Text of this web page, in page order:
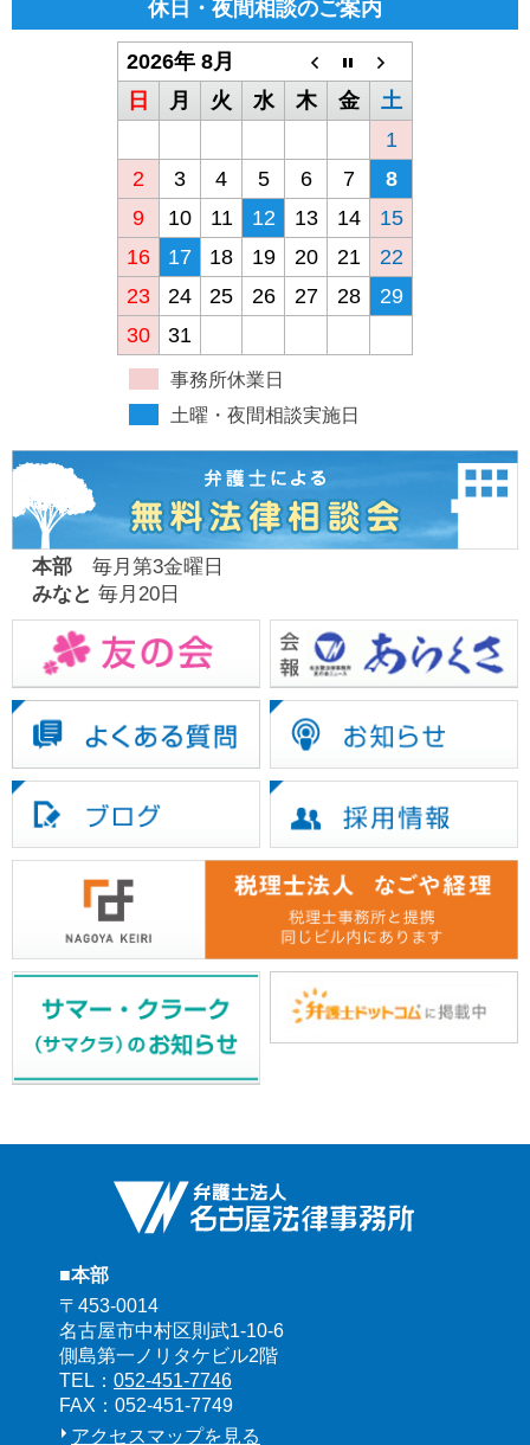
休日・夜間相談のご案内
2026年 8月
日
月 火 水 木 金
土
1
2
3 4 5 6 7
8
9
10 11 12 13 14
15
16
17 18 19 20 21
22
23
24 25 26 27 28
29
30
31
事務所休業日
土曜・夜間相談実施日
本部毎月第3金曜日
みなと 毎月20日
■本部
〒453-0014
名古屋市中村区則武1-10-6
側島第一ノリタケビル2階
TEL： 052-451-7746
FAX：052-451-7749
アクセスマップを見る